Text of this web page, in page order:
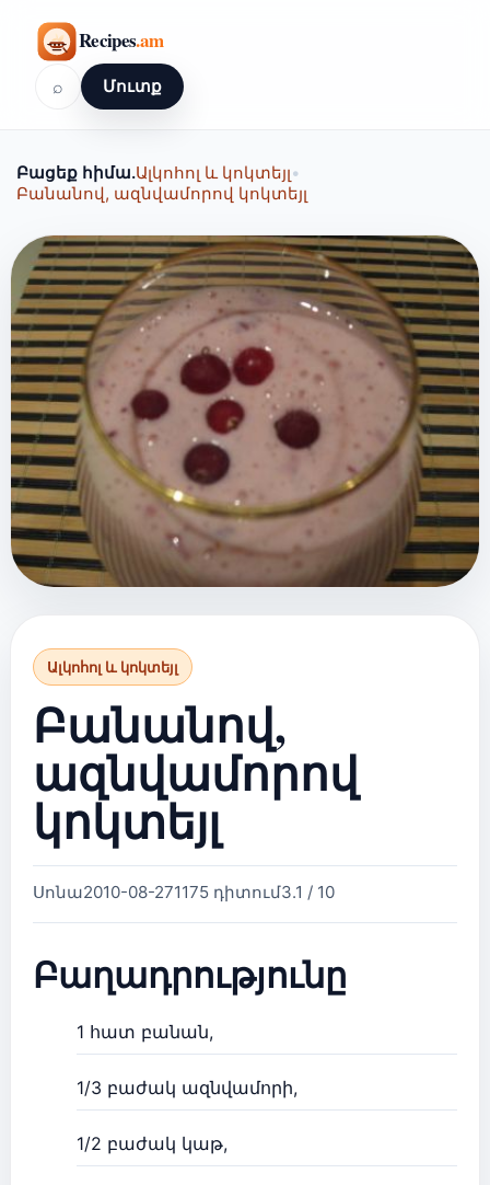
⌕ Մուտք
Բացեք հիմա.Ալկոհոլ և կոկտեյլ•
Բանանով, ազնվամորով կոկտեյլ
Ալկոհոլ և կոկտեյլ
Բանանով,
ազնվամորով
կոկտեյլ
Սոնա2010-08-271175 դիտում3.1 / 10
Բաղադրությունը
1 հատ բանան,
1/3 բաժակ ազնվամորի,
1/2 բաժակ կաթ,